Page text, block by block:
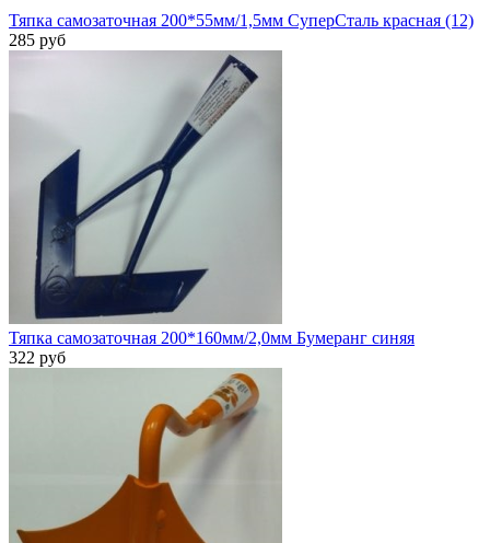
Тяпка самозаточная 200*55мм/1,5мм СуперСталь красная (12)
285 руб
Тяпка самозаточная 200*160мм/2,0мм Бумеранг синяя
322 руб